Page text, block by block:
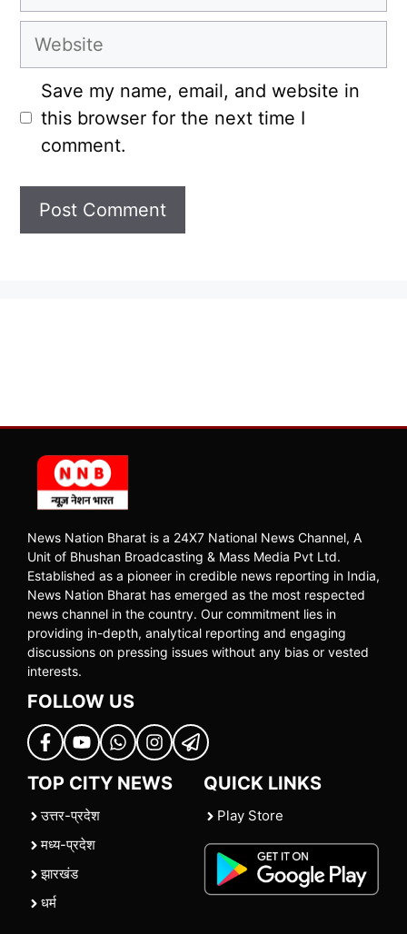
Website
Save my name, email, and website in
this browser for the next time I
comment.
News Nation Bharat is a 24X7 National News Channel, A
Unit of Bhushan Broadcasting & Mass Media Pvt Ltd.
Established as a pioneer in credible news reporting in India,
News Nation Bharat has emerged as the most respected
news channel in the country. Our commitment lies in
providing in-depth, analytical reporting and engaging
discussions on pressing issues without any bias or vested
interests.
FOLLOW US
TOP CITY NEWS
उत्तर-प्रदेश
मध्य-प्रदेश
झारखंड
धर्म
QUICK LINKS
Play Store